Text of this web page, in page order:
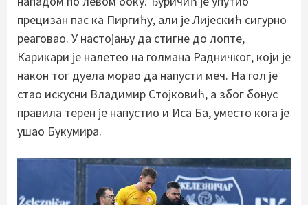
прецизан пас ка Пиргићу, али је Лијескић сигурно
реаговао. У настојању да стигне до лопте,
Карикари је налетео на голмана Радничког, који је
након тог дуела морао да напусти меч. На гол је
стао искусни Владимир Стојковић, а због бонус
правила терен је напустио и Иса Ба, уместо кога је
ушао Букумира.